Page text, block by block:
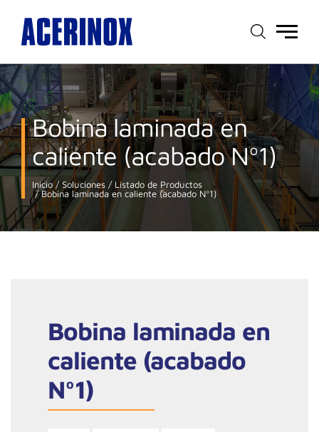
Menú
Bobina laminada en
caliente (acabado Nº1)
Inicio Soluciones Listado de Productos
Bobina laminada en caliente (acabado Nº1)
Bobina laminada en
caliente (acabado
Nº1)